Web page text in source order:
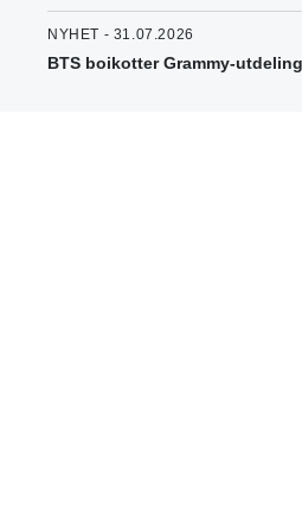
NYHET - 31.07.2026
BTS boikotter Grammy-